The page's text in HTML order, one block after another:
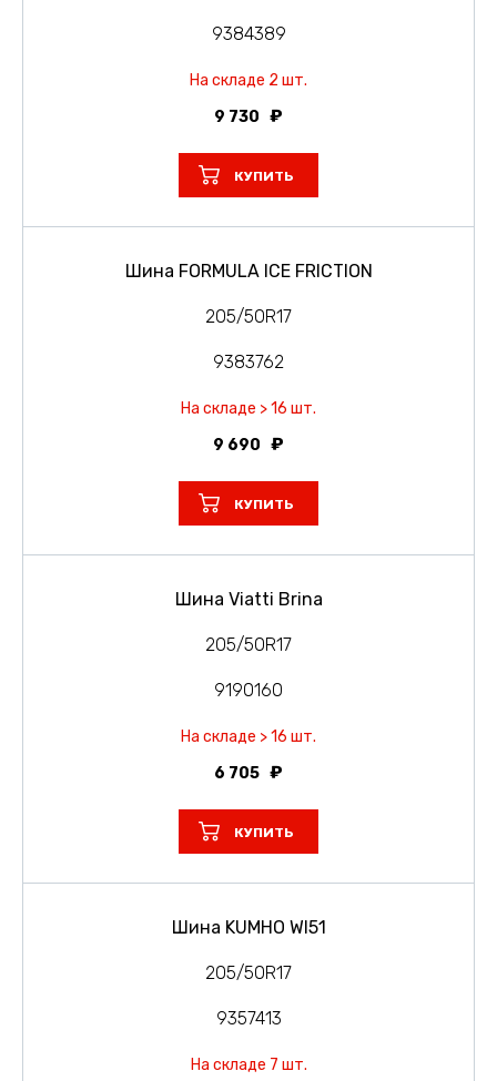
9384389
На складе 2 шт.
9 730
КУПИТЬ
Шина FORMULA ICE FRICTION
205/50R17
9383762
На складе > 16 шт.
9 690
КУПИТЬ
Шина Viatti Brina
205/50R17
9190160
На складе > 16 шт.
6 705
КУПИТЬ
Шина KUMHO WI51
205/50R17
9357413
На складе 7 шт.